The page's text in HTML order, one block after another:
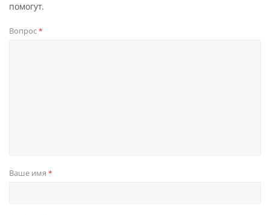
помогут.
Вопрос*
Ваше имя *